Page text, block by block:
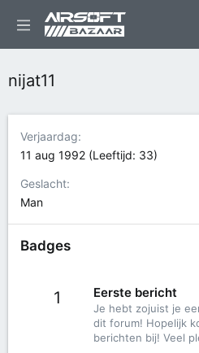
nijat11
Verjaardag
11 aug 1992 (Leeftijd: 33)
Geslacht
Man
Badges
1 Eerste bericht
Je hebt zojuist je
dit forum! Hopelijk
berichten bij! Veel